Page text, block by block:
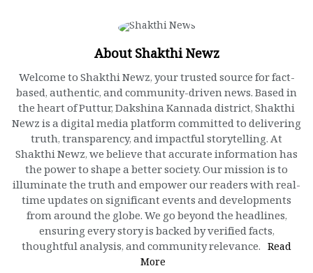
About Shakthi Newz
Welcome to Shakthi Newz, your trusted source for fact-
based, authentic, and community-driven news. Based in
the heart of Puttur, Dakshina Kannada district, Shakthi
Newz is a digital media platform committed to delivering
truth, transparency, and impactful storytelling. At
Shakthi Newz, we believe that accurate information has
the power to shape a better society. Our mission is to
illuminate the truth and empower our readers with real-
time updates on significant events and developments
from around the globe. We go beyond the headlines,
ensuring every story is backed by verified facts,
thoughtful analysis, and community relevance. Read
More